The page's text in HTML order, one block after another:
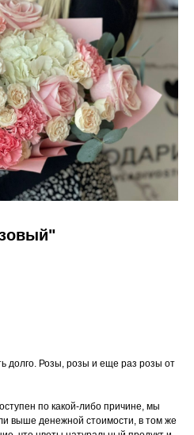
долго. Розы, розы и еще раз розы от
по какой-либо причине, мы
выше денежной стоимости, в том же